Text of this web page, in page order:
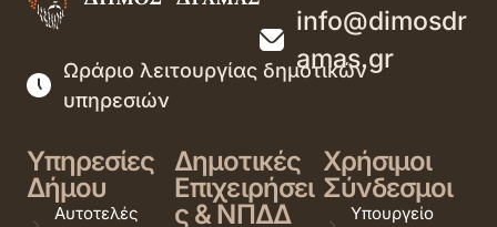
info@dimosdr
amas.gr
Ωράριο λειτουργίας δημοτικών
υπηρεσιών
Υπηρεσίες
Δήμου
Αυτοτελές
Δημοτικές
Επιχειρήσει
ς & ΝΠΔΔ
Χρήσιμοι
Σύνδεσμοι
Υπουργείο